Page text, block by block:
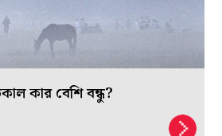
কার বেশি বন্ধু?